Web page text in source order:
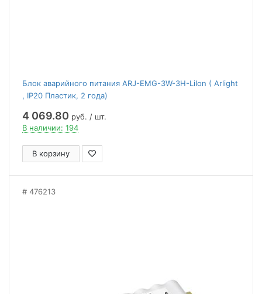
Блок аварийного питания ARJ-EMG-3W-3H-LiIon ( Arlight
, IP20 Пластик, 2 года)
4 069.80 руб. / шт.
В наличии: 194
В корзину
476213